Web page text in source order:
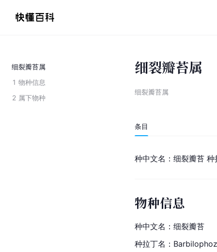
细裂瓣苔属
1 物种信息
2 属下物种
细裂瓣苔属
细裂瓣苔属
条目
种中文名：细裂瓣苔
物种信息
种中文名：细裂瓣苔
种拉丁名：